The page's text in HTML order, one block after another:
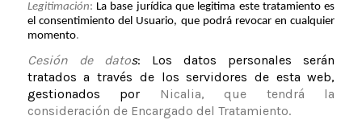
Legitimación: La base jurídica que legitima este tratamiento es
el consentimiento del Usuario, que podrá revocar en cualquier
momento.
Cesión de datos: Los datos personales serán
tratados a través de los servidores de esta web,
gestionados por Nicalia, que tendrá la
consideración de Encargado del Tratamiento.